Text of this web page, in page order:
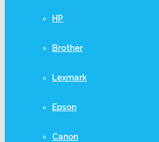
HP
Brother
Lexmark
Epson
Canon